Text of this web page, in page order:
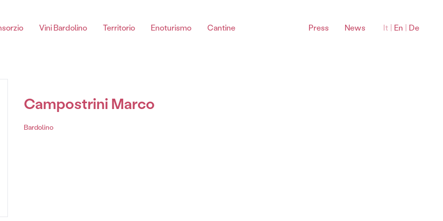
Vini Bardolino
Chiaretto di Bardolino
Territorio Enoturismo Cantine Press News It | En | De
Campostrini Marco
Bardolino